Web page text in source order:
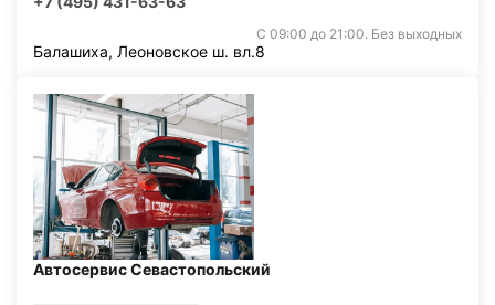
С 09:00 до 21:00. Без выходных
Балашиха, Леоновское ш. вл.8
Автосервис Севастопольский